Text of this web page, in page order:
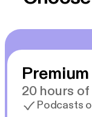
Vartti Isberg (s.
kantanut
Okoh (s. 1990)
luovan työn
Premium
20 hours
Podcasts